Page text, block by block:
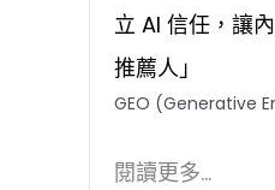
立 AI 信任，讓
推薦人」
GEO (Generative
閱讀更多...